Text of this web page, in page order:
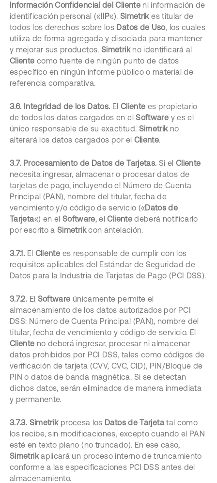
Información Confidencial del Clienteni información de
identificación personal («IIP«). Simetrikes titular de
todos los derechos sobre los Datos de Uso, los cuales
utiliza de forma agregada y disociada para mantener
y mejorar sus productos. Simetrikno identificará al
Cliente como fuente de ningún punto de datos
específico en ningún informe público o material de
referencia comparativa.
3.6. Integridad de los Datos. El Cliente es propietario
de todos los datos cargados en elSoftware y es el
único responsable de su exactitud. Simetrikno
alterará los datos cargados por el Cliente.
3.7. Procesamiento de Datos de Tarjetas. Si el Cliente
necesita ingresar, almacenar o procesar datos de
tarjetas de pago, incluyendo el Número de Cuenta
Principal (PAN), nombre del titular, fecha de
vencimiento y/o código de servicio («Datos de
Tarjeta«) en el Software, elCliente deberá notificarlo
por escrito aSimetrikcon antelación.
3.7.1. El Cliente es responsable de cumplir con los
requisitos aplicables del Estándar de Seguridad de
Datos para la Industria de Tarjetas de Pago (PCI DSS).
3.7.2. El Software únicamente permite el
almacenamiento de los datos autorizados por PCI
DSS: Número de Cuenta Principal (PAN), nombre del
titular, fecha de vencimiento y código de servicio. El
Cliente no deberá ingresar, procesar ni almacenar
datos prohibidos por PCI DSS, tales como códigos de
verificación de tarjeta (CVV, CVC, CID), PIN/Bloque de
PIN o datos de banda magnética. Si se detectan
dichos datos, serán eliminados de manera inmediata
y permanente.
3.7.3. Simetrikprocesa los Datos de Tarjetatal como
los recibe, sin modificaciones, excepto cuando el PAN
esté en texto plano (no truncado). En ese caso,
Simetrikaplicará un proceso interno de truncamiento
conforme a las especificaciones PCI DSS antes del
almacenamiento.